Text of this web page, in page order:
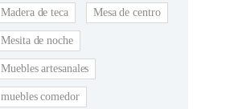
Madera de teca Mesa de centro
Mesita de noche
Muebles artesanales
muebles comedor